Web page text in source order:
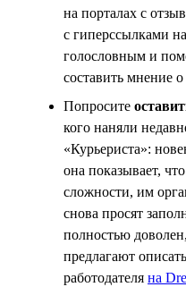
на порталах с
с гиперссылками
голословным и
составить мнение о
Попросите
кого наняли
«Курьериста»:
она показывает,
сложности, им
снова просят
полностью
предлагают
работодателя на